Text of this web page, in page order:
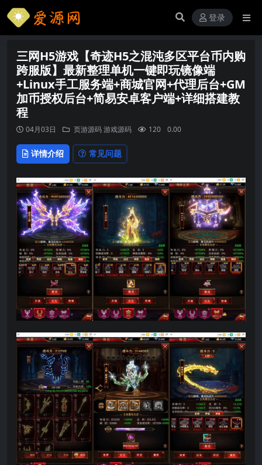
登录
三网H5游戏【奇迹H5之混沌多区平台币内购
跨服版】最新整理单机一键即玩镜像端
+Linux手工服务端+商城官网+代理后台+GM
加币授权后台+简易安卓客户端+详细搭建教
程
04月03日 页游源码游戏源码 120 0.00
详情介绍 常见问题